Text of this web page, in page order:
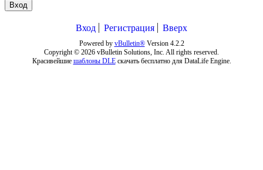
Вход
Вход Регистрация Вверх
Powered by vBulletin®Version 4.2.2
Copyright © 2026 vBulletin Solutions, Inc. All rights reserved.
Красивейшие шаблоны DLEскачать бесплатно для DataLife Engine.